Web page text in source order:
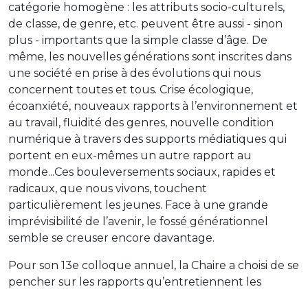
catégorie homogène : les attributs socio-culturels,
de classe, de genre, etc. peuvent être aussi - sinon
plus - importants que la simple classe d’âge. De
même, les nouvelles générations sont inscrites dans
une société en prise à des évolutions qui nous
concernent toutes et tous. Crise écologique,
écoanxiété, nouveaux rapports à l’environnement et
au travail, fluidité des genres, nouvelle condition
numérique à travers des supports médiatiques qui
portent en eux-mêmes un autre rapport au
monde...Ces bouleversements sociaux, rapides et
radicaux, que nous vivons, touchent
particulièrement les jeunes. Face à une grande
imprévisibilité de l’avenir, le fossé générationnel
semble se creuser encore davantage.
Pour son 13e colloque annuel, la Chaire a choisi de se
pencher sur les rapports qu’entretiennent les